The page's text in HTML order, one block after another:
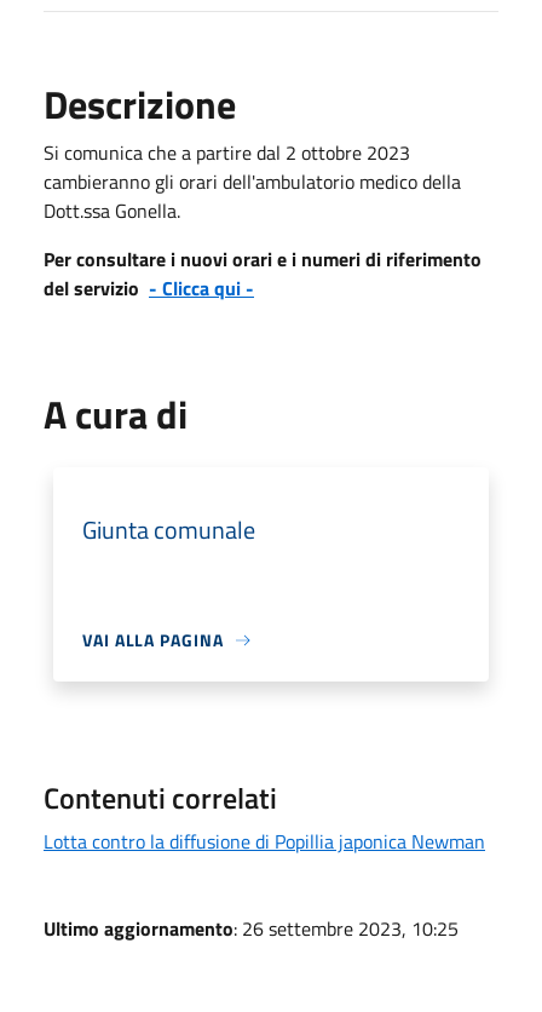
Descrizione
Si comunica che a partire dal 2 ottobre 2023
cambieranno gli orari dell'ambulatorio medico della
Dott.ssa Gonella.
Per consultare i nuovi orari e i numeri di riferimento
del servizio - Clicca qui -
A cura di
Giunta comunale
VAI ALLA PAGINA
Contenuti correlati
Lotta contro la diffusione di Popillia japonica Newman
Ultimo aggiornamento: 26 settembre 2023, 10:25